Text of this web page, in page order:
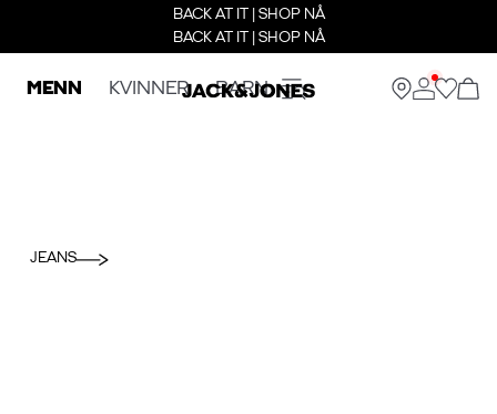
BACK AT IT | SHOP NÅ
BACK AT IT | SHOP NÅ
MENN KVINNER BARN
JEANS